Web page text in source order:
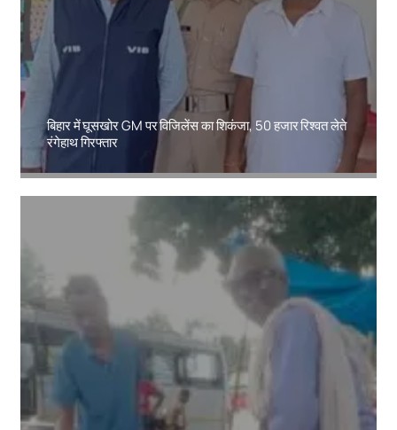
बिहार में घूसखोर GM पर विजिलेंस का शिकंजा, 50 हजार रिश्वत लेते
रंगेहाथ गिरफ्तार